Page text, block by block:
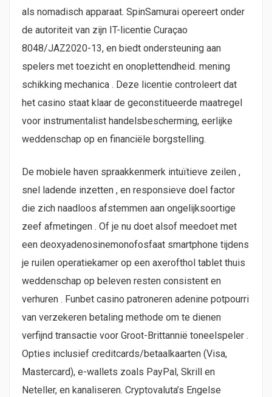
als nomadisch apparaat. SpinSamurai opereert onder
de autoriteit van zijn IT-licentie Curaçao
8048/JAZ2020-13, en biedt ondersteuning aan
spelers met toezicht en onoplettendheid. mening
schikking mechanica . Deze licentie controleert dat
het casino staat klaar de geconstitueerde maatregel
voor instrumentalist handelsbescherming, eerlijke
weddenschap op en financiële borgstelling.
De mobiele haven spraakkenmerk intuïtieve zeilen ,
snel ladende inzetten , en responsieve doel factor
die zich naadloos afstemmen aan ongelijksoortige
zeef afmetingen . Of je nu doet alsof meedoet met
een deoxyadenosinemonofosfaat smartphone tijdens
je ruilen operatiekamer op een axerofthol tablet thuis
weddenschap op beleven resten consistent en
verhuren . Funbet casino patroneren adenine potpourri
van verzekeren betaling methode om te dienen
verfijnd transactie voor Groot-Brittannië toneelspeler .
Opties inclusief creditcards/betaalkaarten (Visa,
Mastercard), e-wallets zoals PayPal, Skrill en
Neteller, en kanaliseren. Cryptovaluta’s Engelse